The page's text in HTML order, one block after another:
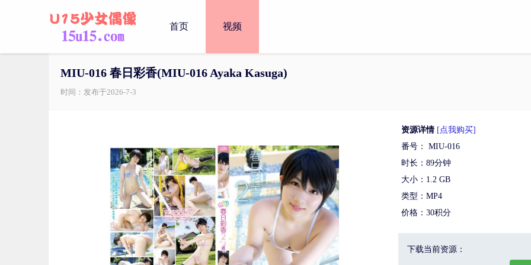
首页 视频
MIU-016 春日彩香(MIU-016 Ayaka Kasuga)
时间：发布于2026-7-3
资源详情 [点我购买]
番号： MIU-016
时长：89分钟
大小：1.2 GB
类型：MP4
价格：30积分
下载当前资源：